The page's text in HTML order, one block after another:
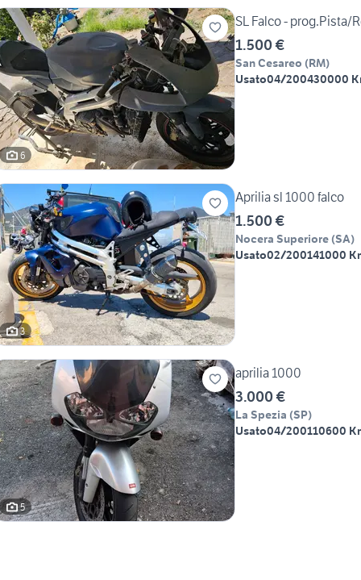
6
SL Falco -
1.500 €
San Cesareo (RM)
Usato04/200430000
3
Aprilia sl 1000 falco
1.500 €
Nocera Superiore (SA)
Usato02/200141000
5
aprilia 1000
3.000 €
La Spezia (SP)
Usato04/200110600